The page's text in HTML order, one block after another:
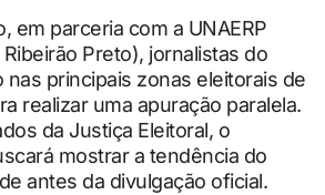
em parceria com a UNAERP
Preto), jornalistas do
nas principais zonas eleitorais de
realizar uma apuração paralela.
da Justiça Eleitoral, o
mostrar a tendência do
antes da divulgação oficial.